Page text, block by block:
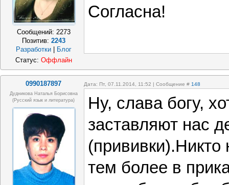
Сообщений: 2273
Позитив: 2243
Разработки | Блог
Согласна!
Статус: Оффлайн
0990187897 Дата: Пт, 07.11.2014, 11:52 | Сообщение # 148
Дудникова Наталья Борисовна
(русский язык и литература)
Ну, слава богу,
заставляют нас
тем более в